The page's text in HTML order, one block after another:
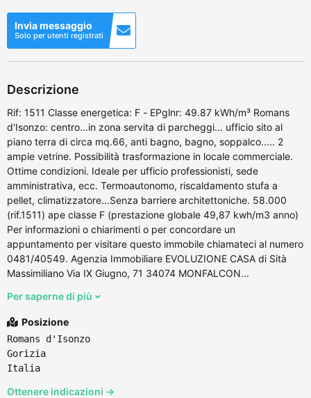
Invia messaggio
Solo per utenti registrati
Descrizione
Rif: 1511 Classe energetica: F - EPglnr: 49.87 kWh/m³ Romans
d'Isonzo: centro...in zona servita di parcheggi... ufficio sito al
piano terra di circa mq.66, anti bagno, bagno, soppalco..... 2
ampie vetrine. Possibilità trasformazione in locale commerciale.
Ottime condizioni. Ideale per ufficio professionisti, sede
amministrativa, ecc. Termoautonomo, riscaldamento stufa a
pellet, climatizzatore...Senza barriere architettoniche. 58.000
(rif.1511) ape classe F (prestazione globale 49,87 kwh/m3 anno)
Per informazioni o chiarimenti o per concordare un
appuntamento per visitare questo immobile chiamateci al numero
0481/40549. Agenzia Immobiliare EVOLUZIONE CASA di Sità
Massimiliano Via IX Giugno, 71 34074 MONFALCON...
Per saperne di più
Posizione
Romans d'Isonzo
Gorizia
Italia
Ottenere indicazioni →